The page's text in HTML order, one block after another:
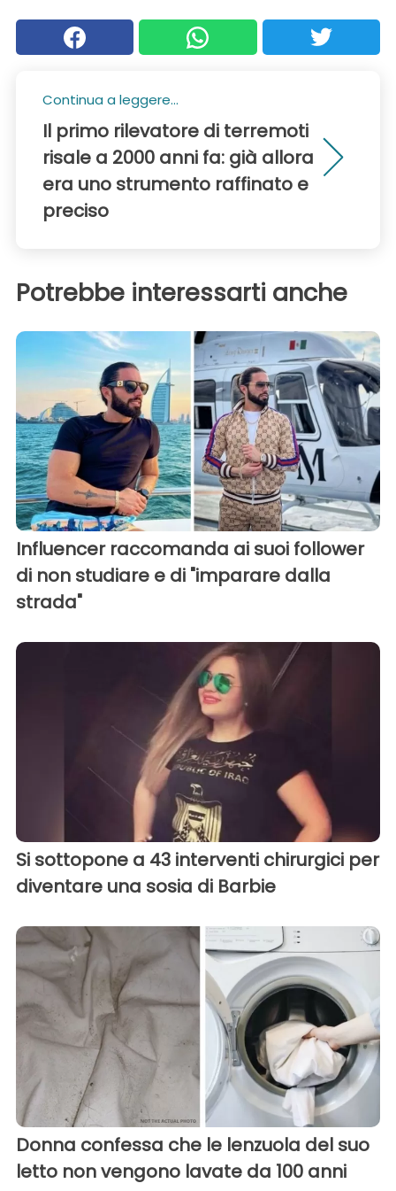
Continua a leggere...
Il primo rilevatore di terremoti
risale a 2000 anni fa: già allora
era uno strumento raffinato e
preciso
Potrebbe interessarti anche
Influencer raccomanda ai suoi follower
di non studiare e di "imparare dalla
strada"
Si sottopone a 43 interventi chirurgici per
diventare una sosia di Barbie
Donna confessa che le lenzuola del suo
letto non vengono lavate da 100 anni